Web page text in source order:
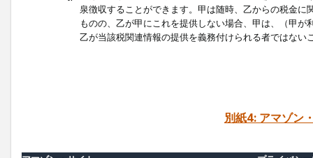
泉徴収することができます。甲は随時、乙からの税金
ものの、乙が甲にこれを提供しない場合、甲は、（甲
乙が当該税関連情報の提供を義務付けられる者ではな
別紙4: アマゾン